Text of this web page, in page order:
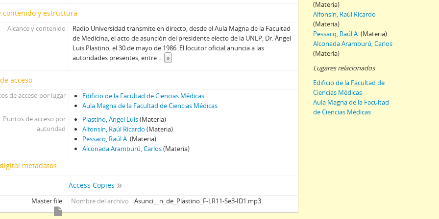
contenido y estructura
Alcance y contenido
Radio Universidad transmite en directo, desde el Aula Magna de la Facultad
de Medicina, el acto de asunción del presidente electo de la UNLP, Dr. Ángel
Luis Plastino, el 30 de mayo de 1986. El locutor oficial anuncia a las
autoridades presentes, entre ... »
acceso
de acceso por lugar
Edificio de la Facultad de Ciencias Médicas
Aula Magna de la Facultad de Ciencias Médicas
Puntos de acceso por
autoridad
Plastino, Ángel Luis(Materia)
Alfonsín, Raúl Ricardo (Materia)
Pessacq, Raúl A.(Materia)
Alconada Aramburú, Carlos(Materia)
metadatos
Access Copies
Master file Nombre del archivo Asunci__n_de_Plastino_F-LR11-Se3-ID1.mp3
(Materia)
Alfonsín, Raúl Ricardo
(Materia)
Pessacq, Raúl A.(Materia)
Alconada Aramburú, Carlos
(Materia)
Lugares relacionados
Edificio de la Facultad de
Ciencias Médicas
Aula Magna de la Facultad
de Ciencias Médicas